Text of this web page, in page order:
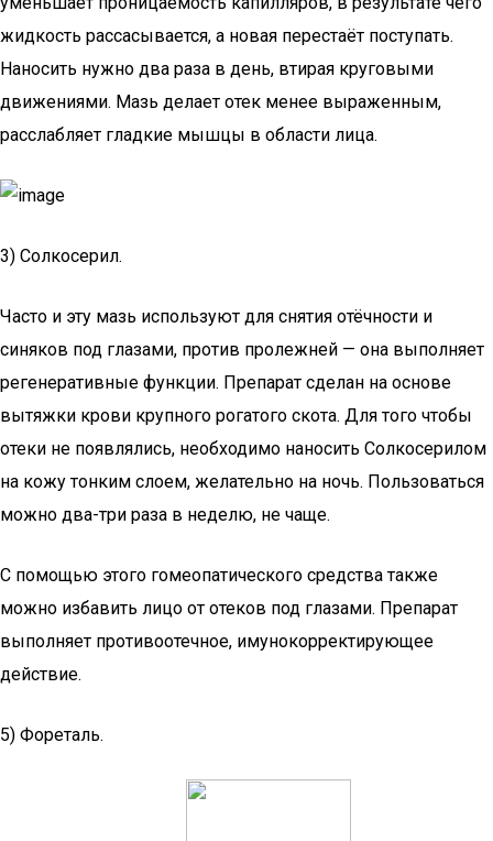
жидкость рассасывается, а новая перестаёт поступать.
Наносить нужно два раза в день, втирая круговыми
движениями. Мазь делает отек менее выраженным,
расслабляет гладкие мышцы в области лица.
3) Солкосерил.
Часто и эту мазь используют для снятия отёчности и
синяков под глазами, против пролежней — она выполняет
регенеративные функции. Препарат сделан на основе
вытяжки крови крупного рогатого скота. Для того чтобы
отеки не появлялись, необходимо наносить Солкосерилом
на кожу тонким слоем, желательно на ночь. Пользоваться
можно два-три раза в неделю, не чаще.
С помощью этого гомеопатического средства также
можно избавить лицо от отеков под глазами. Препарат
выполняет противоотечное, имунокорректирующее
действие.
5) Фореталь.